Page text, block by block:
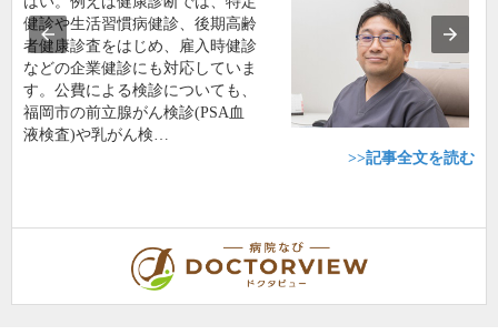
健診や生活習慣病健診、後期高齢
者健康診査をはじめ、雇入時健診
などの企業健診にも対応していま
す。公費による検診についても、
福岡市の前立腺がん検診(PSA血
液検査)や乳がん検…
>>記事全文を読む